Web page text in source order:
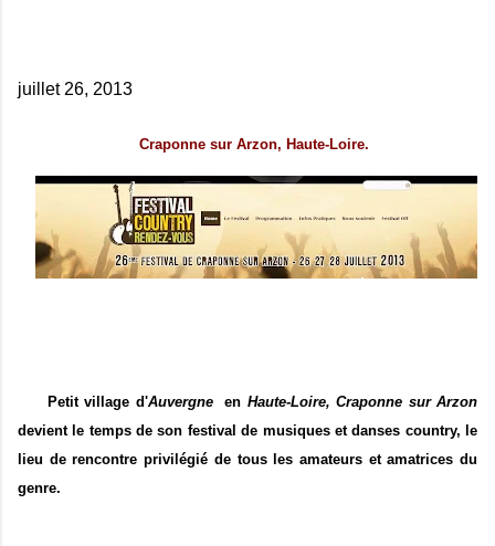
juillet 26, 2013
Craponne sur Arzon, Haute-Loire.
Petit village d'Auvergneen Haute-Loire, Craponne sur Arzon
devient le temps de son festival de musiques et danses country, le
lieu de rencontre privilégié de tous les amateurs et amatrices du
genre.